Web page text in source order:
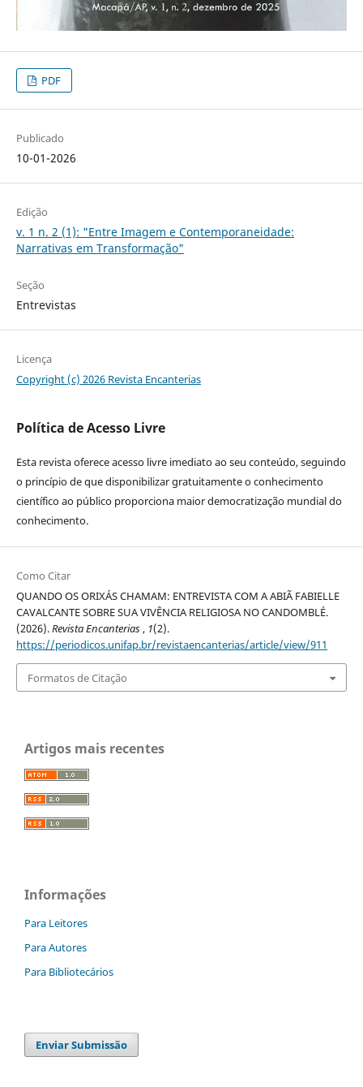
PDF
Publicado
10-01-2026
Edição
v. 1 n. 2 (1): "Entre Imagem e Contemporaneidade:
Narrativas em Transformação"
Seção
Entrevistas
Licença
Copyright (c) 2026 Revista Encanterias
Política de Acesso Livre
Esta revista oferece acesso livre imediato ao seu conteúdo, seguindo
o princípio de que disponibilizar gratuitamente o conhecimento
científico ao público proporciona maior democratização mundial do
conhecimento.
Como Citar
QUANDO OS ORIXÁS CHAMAM: ENTREVISTA COM A ABIÃ FABIELLE
CAVALCANTE SOBRE SUA VIVÊNCIA RELIGIOSA NO CANDOMBLÉ.
(2026).Revista Encanterias, 1(2).
https://periodicos.unifap.br/revistaencanterias/article/view/911
Formatos de Citação
Artigos mais recentes
Informações
Para Leitores
Para Autores
Para Bibliotecários
Enviar Submissão